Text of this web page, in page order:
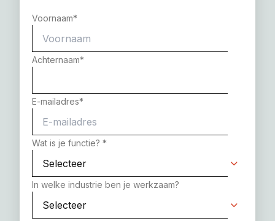
Voornaam*
Achternaam*
E-mailadres*
Wat is je functie? *
In welke industrie ben je werkzaam?